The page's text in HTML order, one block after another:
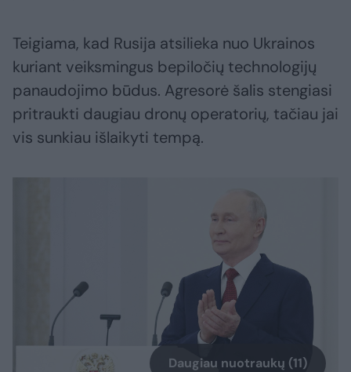
Teigiama, kad Rusija atsilieka nuo Ukrainos
kuriant veiksmingus bepiločių technologijų
panaudojimo būdus. Agresorė šalis stengiasi
pritraukti daugiau dronų operatorių, tačiau jai
vis sunkiau išlaikyti tempą.
Daugiau nuotraukų (11)